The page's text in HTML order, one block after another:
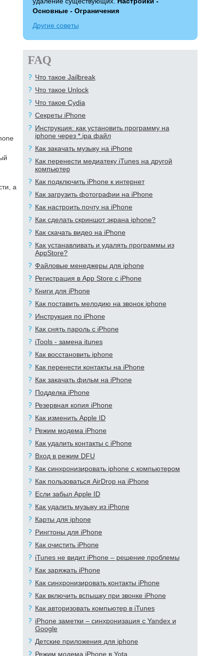
а
Основные - Ограничения
Другие советы
FAQ
Что такое Jailbreak
Что такое Unlock
Что такое Cydia
Секреты iPhone
Инструкция: как установить программу на
iphone через *.ipa файл
Как закачать музыку на iPhone
Как перенести медиатеку iTunes на другой
компьютер
Как подключить iPhone к интернет
Как загрузить фотографии на iPhone
Как настроить почту на iPhone
Как сделать скриншот экрана iphone?
Как скачать видео на iPhone
Как устанавливать и удалять программы из
AppStore?
Файловые менеджеры для iphone
Регистрация в App Store с iPhone
Книги для iPhone
Как поставить мелодию на звонок iphone
Инструкция по iPhone
Как снять пароль с iPhone
iTools - замена itunes
Как восстановить iphone
Как перенести контакты на iPhone
Как закачать фильм на iPhone
Подделка iPhone
Резервная копия iPhone
Как изменить Apple ID
Режим модема iPhone
Как удалить контакты с iPhone
Вход в режим DFU
Как синхронизировать iphone с компьютером
Как пользоваться AirDrop на iPhone
Если забыл Apple ID
Как удалить музыку из iPhone
Карты для iphone
Рингтоны для iPhone
Как очистить iPhone
iTunes не видит iPhone – решение проблемы
Как заряжать iPhone
Как синхронизировать контакты iPhone
Как включить вспышку при звонке iPhone
Как авторизовать компьютер в iTunes
iPhone заметки – синхронизация с Yandex и
Google
Детские приложения для iphone
Режим модема iPhone в Yota